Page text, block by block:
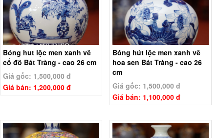
Bóng hut lộc men xanh vẽ
cổ đồ Bát Tràng - cao 26 cm
Giá gốc: 1,500,000 đ
Giá bán: 1,200,000 đ
Bóng hút lộc men xanh vẽ
hoa sen Bát Tràng - cao 26
cm
Giá gốc: 1,500,000 đ
Giá bán: 1,100,000 đ